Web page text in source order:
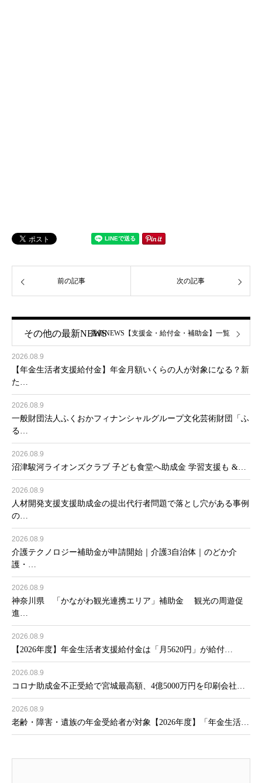
前の記事 次の記事
その他の最新NEWS
2026.08.9
【年金生活者支援給付金】年金月額いくらの人が対象になる？新
た…
2026.08.9
一般財団法人ふくおかフィナンシャルグループ文化芸術財団「ふ
る…
2026.08.9
沼津駿河ライオンズクラブ 子ども食堂へ助成金 学習支援も &…
2026.08.9
人材開発支援支援助成金の提出代行者問題で落とし穴がある事例
の…
2026.08.9
介護テクノロジー補助金が申請開始｜介護3自治体｜のどか介
護・…
2026.08.9
神奈川県 「かながわ観光連携エリア」補助金 観光の周遊促
進…
2026.08.9
【2026年度】年金生活者支援給付金は「月5620円」が給付…
2026.08.9
コロナ助成金不正受給で宮城最高額、4億5000万円を印刷会社…
2026.08.9
老齢・障害・遺族の年金受給者が対象【2026年度】「年金生活…
最新NEWS【支援金・給付金・補助金】一覧